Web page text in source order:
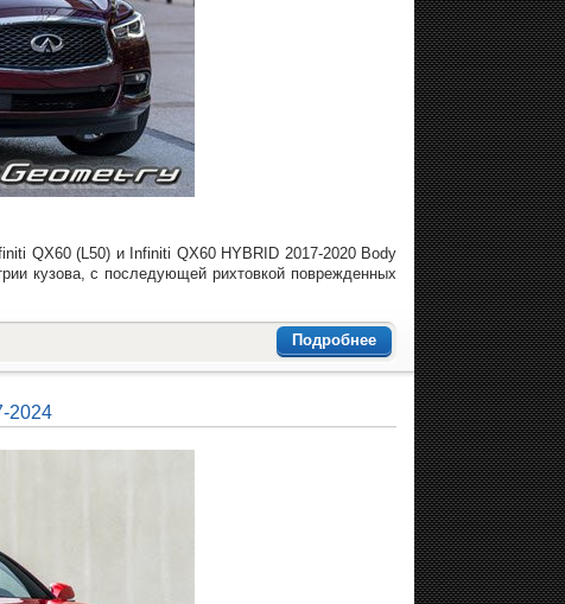
QX60 (L50) и Infiniti QX60 HYBRID 2017-2020 Body
кузова, с последующей рихтовкой поврежденных
Подробнее
2024